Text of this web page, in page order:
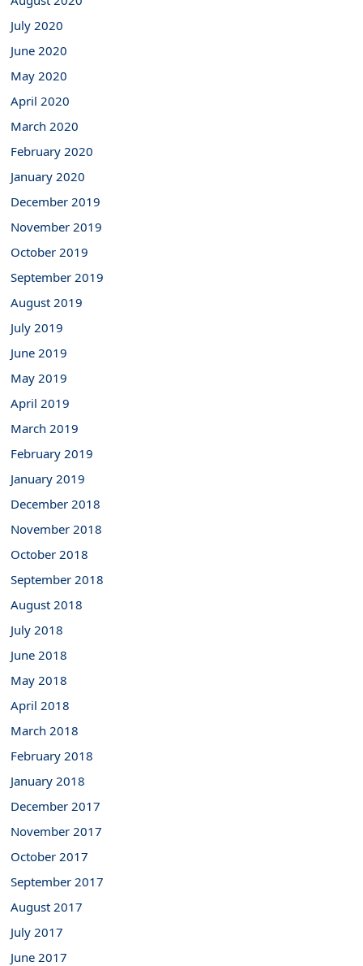
July 2020
June 2020
May 2020
April 2020
March 2020
February 2020
January 2020
December 2019
November 2019
October 2019
September 2019
August 2019
July 2019
June 2019
May 2019
April 2019
March 2019
February 2019
January 2019
December 2018
November 2018
October 2018
September 2018
August 2018
July 2018
June 2018
May 2018
April 2018
March 2018
February 2018
January 2018
December 2017
November 2017
October 2017
September 2017
August 2017
July 2017
June 2017